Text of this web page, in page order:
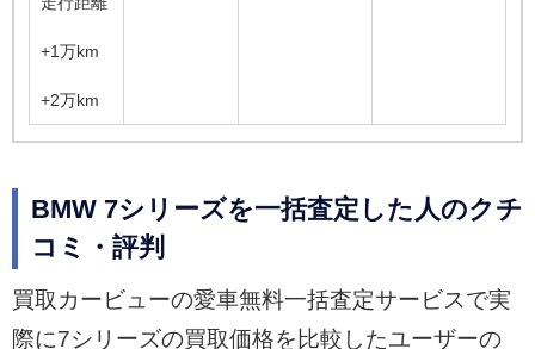
+1万km
+2万km
BMW 7シリーズを一括査定した人のクチ
コミ・評判
買取カービューの愛車無料一括査定サービスで実
際に7シリーズの買取価格を比較したユーザーの